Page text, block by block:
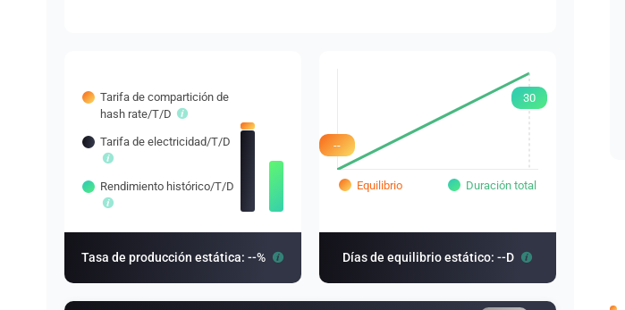
Tarifa de compartición de
hash rate/T/D
Tarifa de electricidad/T/D
Rendimiento histórico/T/D
Tasa de producción estática: --%
30
--
Equilibrio Duración total
Días de equilibrio estático: --D